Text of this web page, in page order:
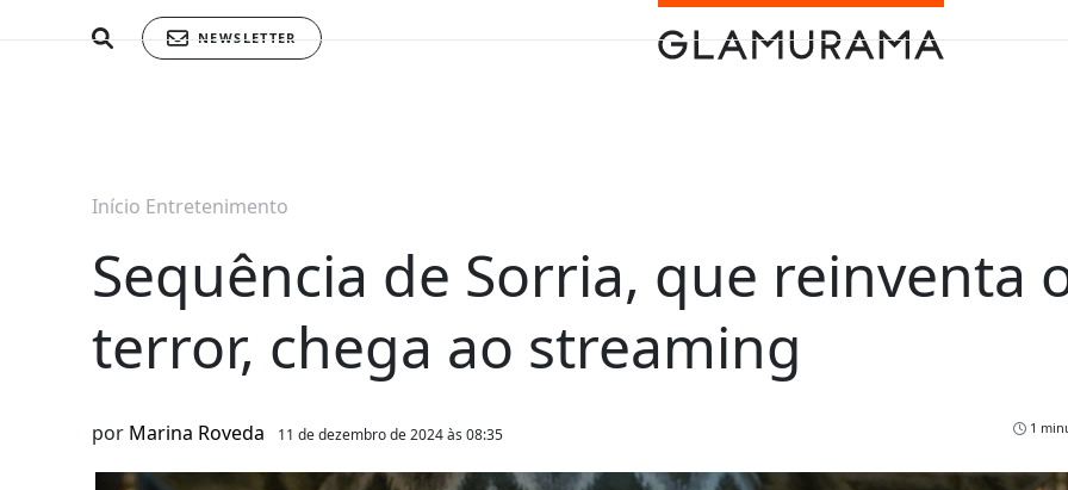
NEWSLETTER
Início Entretenimento
Sequência de Sorria, que reinventa
terror, chega ao streaming
por Marina Roveda 11 de dezembro de 2024 às 08:35 1